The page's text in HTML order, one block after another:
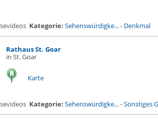
Kategorie: Sehenswürdigke...- Denkmal
Rathaus St. Goar
in St. Goar
Karte
Kategorie: Sehenswürdigke...-Sonstiges